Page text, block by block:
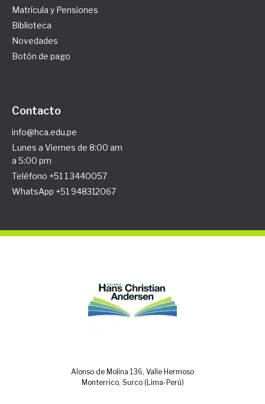
Matrícula y Pensiones
Biblioteca
Novedades
Botón de pago
Contacto
info@hca.edu.pe
Lunes a Viernes de 8:00 am
a 5:00 pm
Teléfono +51 1 3440057
WhatsApp +51 948312067
Alonso de Molina 136, Valle Hermoso
Monterrico, Surco (Lima-Perú)